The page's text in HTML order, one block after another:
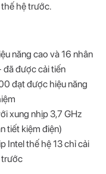
hệ trước.
năng cao và 16 nhân
đã được cải tiến
đạt được hiệu năng
xung nhịp 3,7 GHz
tiết kiệm điện)
Intel thế hệ 13 chỉ cải
trước